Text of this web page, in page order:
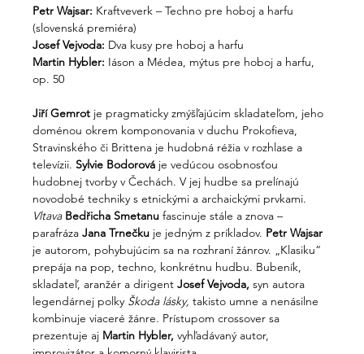
Petr Wajsar: Kraftveverk – Techno pre hoboj a harfu
(slovenská premiéra)
Josef Vejvoda: Dva kusy pre hoboj a harfu
Martin Hybler: Iáson a Médea, mýtus pre hoboj a harfu,
op. 50
Jiří Gemrot je pragmaticky zmýšľajúcim skladateľom, jeho
doménou okrem komponovania v duchu Prokofieva,
Stravinského či Brittena je hudobná réžia v rozhlase a
televízii. Sylvie Bodorová je vedúcou osobnosťou
hudobnej tvorby v Čechách. V jej hudbe sa prelínajú
novodobé techniky s etnickými a archaickými prvkami.
Vltava Bedřicha Smetanu fascinuje stále a znova –
parafráza Jana Trnečku je jedným z príkladov. Petr Wajsar
je autorom, pohybujúcim sa na rozhraní žánrov. „Klasiku“
prepája na pop, techno, konkrétnu hudbu. Bubeník,
skladateľ, aranžér a dirigent Josef Vejvoda, syn autora
legendárnej polky Škoda lásky, takisto umne a nenásilne
kombinuje viaceré žánre. Prístupom crossover sa
prezentuje aj Martin Hybler, vyhľadávaný autor,